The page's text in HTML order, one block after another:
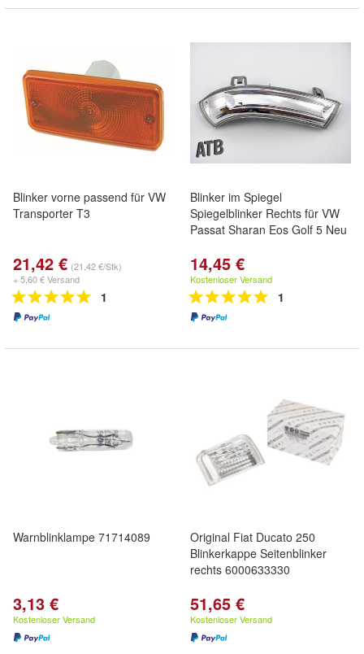
Blinker vorne passend für VW
Transporter T3
21,42 € (21,42 €/Stk)
+ 5,60 € Versand
1
Blinker im Spiegel
Spiegelblinker Rechts für VW
Passat Sharan Eos Golf 5 Neu
14,45 €
Kostenloser Versand
1
Warnblinklampe 71714089
3,13 €
Kostenloser Versand
Original Fiat Ducato 250
Blinkerkappe Seitenblinker
rechts 6000633330
51,65 €
Kostenloser Versand